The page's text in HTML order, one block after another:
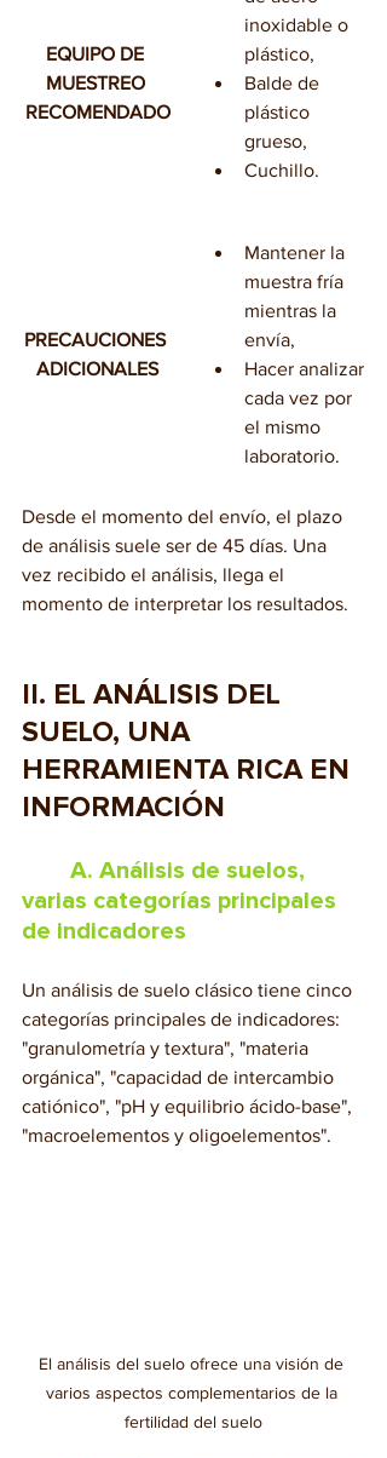
EQUIPO DE
MUESTREO
RECOMENDADO
inoxidable o
plástico,
Balde de
plástico
grueso,
Cuchillo.
PRECAUCIONES
ADICIONALES
Mantener la
muestra fría
mientras la
envía,
​Hacer analizar
cada vez por
el mismo
laboratorio.
Desde el momento del envío, el plazo
de análisis suele ser de 45 días. Una
vez recibido el análisis, llega el
momento de interpretar los resultados.
II. EL ANÁLISIS DEL
SUELO, UNA
HERRAMIENTA RICA EN
INFORMACIÓN
varias categorías principales
de indicadores
Un análisis de suelo clásico tiene cinco
categorías principales de indicadores:
"granulometría y textura", "materia
orgánica", "capacidad de intercambio
catiónico", "pH y equilibrio ácido-base",
"macroelementos y oligoelementos".
El análisis del suelo ofrece una visión de
varios aspectos complementarios de la
fertilidad del suelo